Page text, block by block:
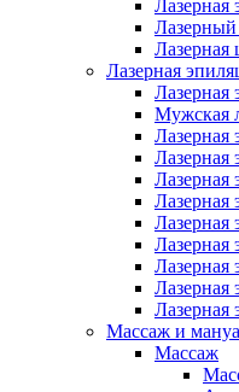
Лазерная
Лазерная
Лазерная
Лазерная
Мужская
Лазерная
Лазерная
Лазерная
Лазерная
Лазерная
Лазерная
Лазерная
Лазерная
Массаж и
Массаж